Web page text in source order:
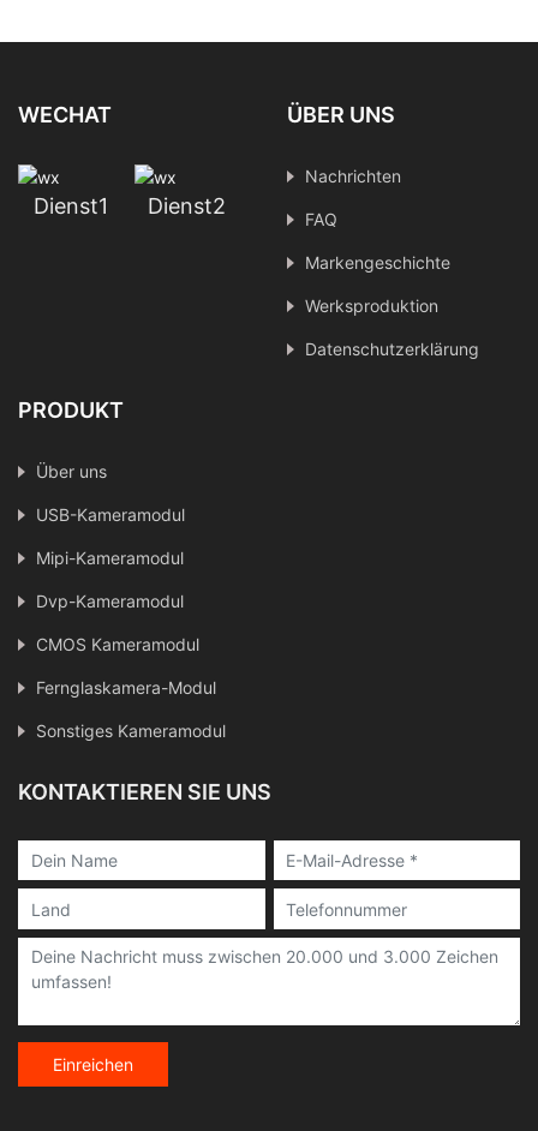
WECHAT
Dienst1 Dienst2
ÜBER UNS
Nachrichten
FAQ
Markengeschichte
Werksproduktion
Datenschutzerklärung
PRODUKT
Über uns
USB-Kameramodul
Mipi-Kameramodul
Dvp-Kameramodul
CMOS Kameramodul
Fernglaskamera-Modul
Sonstiges Kameramodul
KONTAKTIEREN SIE UNS
Einreichen